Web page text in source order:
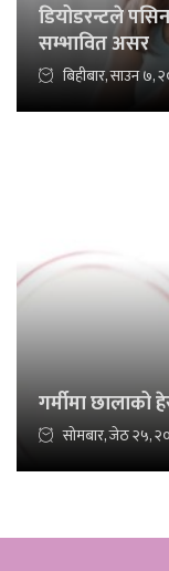
डियोडरन्टले
सम्भावित असर
बिहीबार, साउन ७,
गर्मीमा छालाको
सोमबार, जेठ २५,